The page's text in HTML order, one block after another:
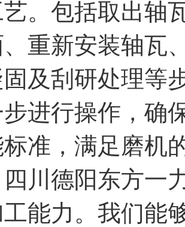
。包括取出轴
重新安装轴瓦
及刮研处理等
进行操作，确
准，满足磨机
川德阳东方一
能力。我们能